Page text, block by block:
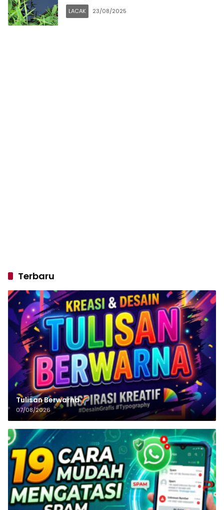
LACAK 23/08/2025
Terbaru
Tulisan‌‌‌‌‌‌‌‌‌‌‌‌‌‌‌‌ Berwarna
07/08/2026